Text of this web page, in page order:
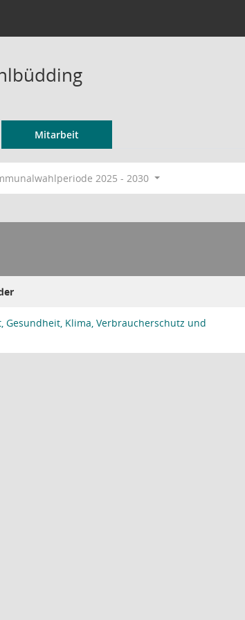
Mitarbeit
2025 - 2030
Gesundheit, Klima, Verbraucherschutz und